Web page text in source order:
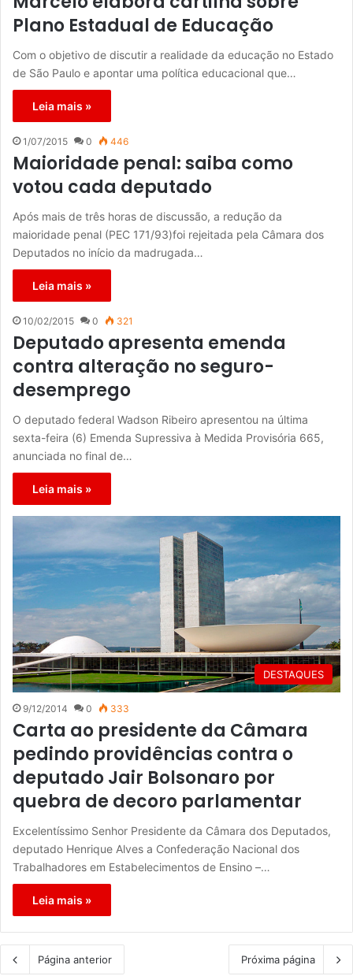
Plano Estadual de Educação
Com o objetivo de discutir a realidade da educação no Estado
de São Paulo e apontar uma política educacional que…
Leia mais »
1/07/2015 0 446
Maioridade penal: saiba como
votou cada deputado
Após mais de três horas de discussão, a redução da
maioridade penal (PEC 171/93)foi rejeitada pela Câmara dos
Deputados no início da madrugada…
Leia mais »
10/02/2015 0 321
Deputado apresenta emenda
contra alteração no seguro-
desemprego
O deputado federal Wadson Ribeiro apresentou na última
sexta-feira (6) Emenda Supressiva à Medida Provisória 665,
anunciada no final de…
Leia mais »
DESTAQUES
9/12/2014 0 333
Carta ao presidente da Câmara
pedindo providências contra o
deputado Jair Bolsonaro por
quebra de decoro parlamentar
Excelentíssimo Senhor Presidente da Câmara dos Deputados,
deputado Henrique Alves a Confederação Nacional dos
Trabalhadores em Estabelecimentos de Ensino –…
Leia mais »
Página anterior Próxima página